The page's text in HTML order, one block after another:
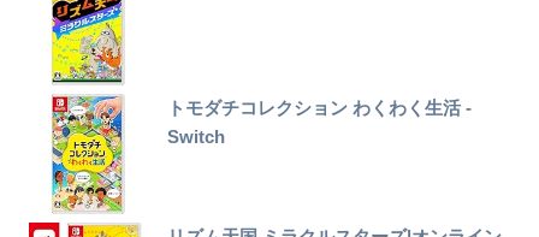
トモダチコレクション わくわく生活 -
Switch